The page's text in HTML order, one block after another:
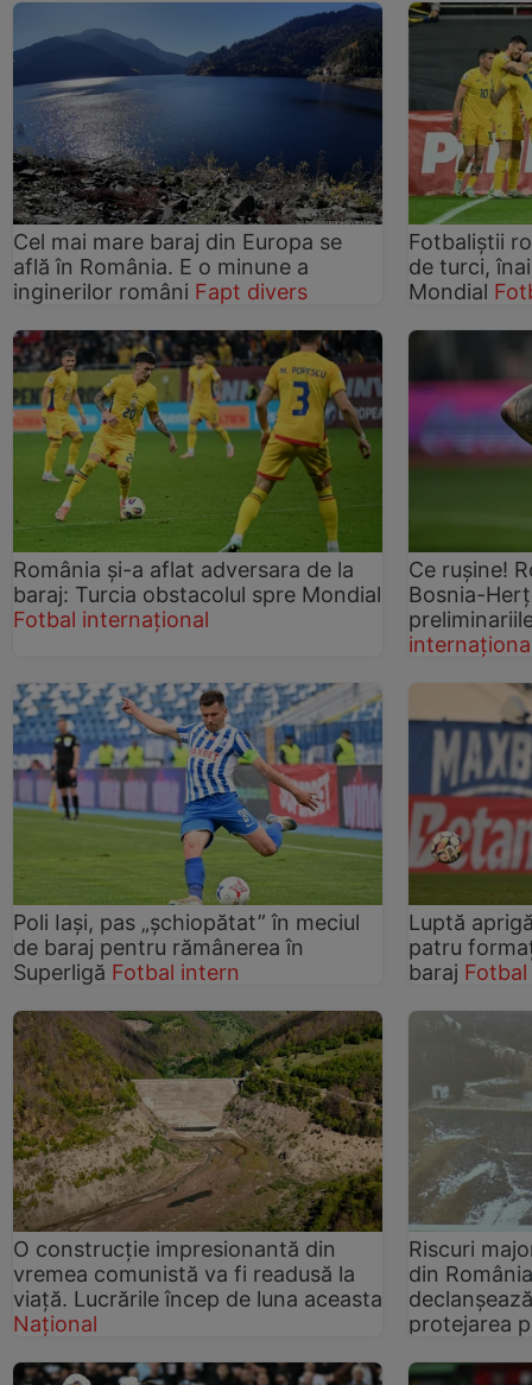
Cel mai mare baraj din Europa se
află în România. E o minune a
inginerilor români Fapt divers
Fotbaliștii
de turci,
Mondial
România și-a aflat adversara de la
baraj: Turcia obstacolul spre Mondial
Fotbal internațional
Ce rușine!
Bosnia-
Poli Iași, pas „șchiopătat” în meciul
de baraj pentru rămânerea în
Superligă Fotbal intern
Luptă
patru
baraj
O construcție impresionantă din
vremea comunistă va fi readusă la
viață. Lucrările încep de luna aceasta
Național
Riscuri
din
protejarea